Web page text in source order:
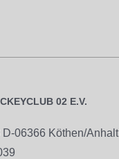
02 E.V.
06366 Köthen/Anhalt